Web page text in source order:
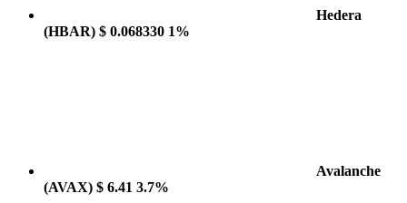
Hedera
(HBAR) $ 0.068330 1%
Avalanche
(AVAX) $ 6.41 3.7%